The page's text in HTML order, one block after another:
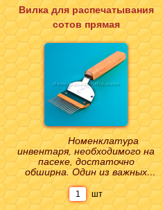
шт
Вилка для распечатывания
сотов прямая
Номенклатура
инвентаря, необходимого на
пасеке, достаточно
обширна. Один из важных
помощников в работе –
вилка пчеловодная прямая с
..